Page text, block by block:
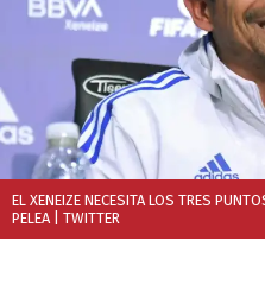
EL XENEIZE NECESITA LOS TRES
PELEA | TWITTER